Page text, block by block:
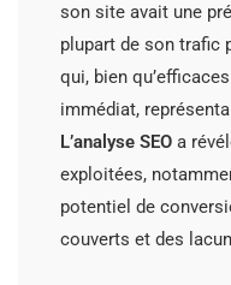
son site avait une
plupart de son trafic
qui, bien
immédiat,
L’analyse SEO a
exploitées,
potentiel de
couverts et des